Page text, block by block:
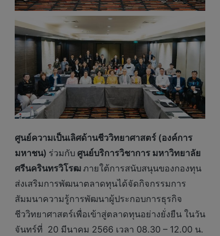
ศูนย์ความเป็นเลิศด้านชีววิทยาศาสตร์ (องค์การ
มหาชน) ร่วมกับ ศูนย์บริการวิชาการ มหาวิทยาลัย
ศรีนครินทรวิโรฒภายใต้การสนับสนุนของกองทุน
ส่งเสริมการพัฒนาตลาดทุนได้จัดกิจกรรมการ
สัมมนาความรู้การพัฒนาผู้ประกอบการธุรกิจ
ชีววิทยาศาสตร์เพื่อเข้าสู่ตลาดทุนอย่างยั่งยืน ในวัน
จันทร์ที่ 20 มีนาคม 2566 เวลา 08.30 – 12.00 น.